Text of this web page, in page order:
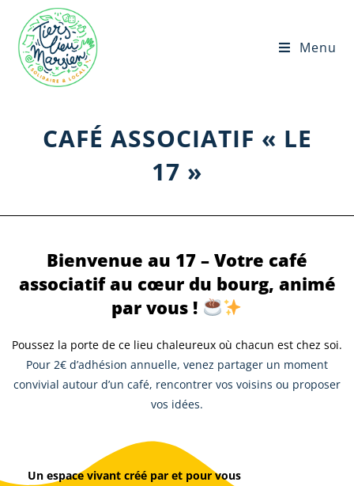
Menu
CAFÉ ASSOCIATIF « LE
17 »
Bienvenue au 17 – Votre café
associatif au cœur du bourg, animé
par vous !
Poussez la porte de ce lieu chaleureux où chacun est chez soi.
Pour 2€ d’adhésion annuelle, venez partager un moment
convivial autour d’un café, rencontrer vos voisins ou proposer
vos idées.
Un espace vivant créé par et pour vous